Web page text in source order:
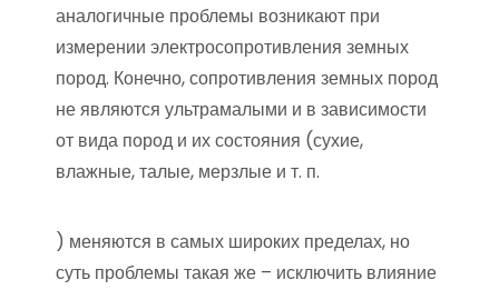
аналогичные проблемы возникают при
измерении электросопротивления земных
пород. Конечно, сопротивления земных пород
не являются ультрамалыми и в зависимости
от вида пород и их состояния (сухие,
влажные, талые, мерзлые и т. п.
) меняются в самых широких пределах, но
суть проблемы такая же – исключить влияние